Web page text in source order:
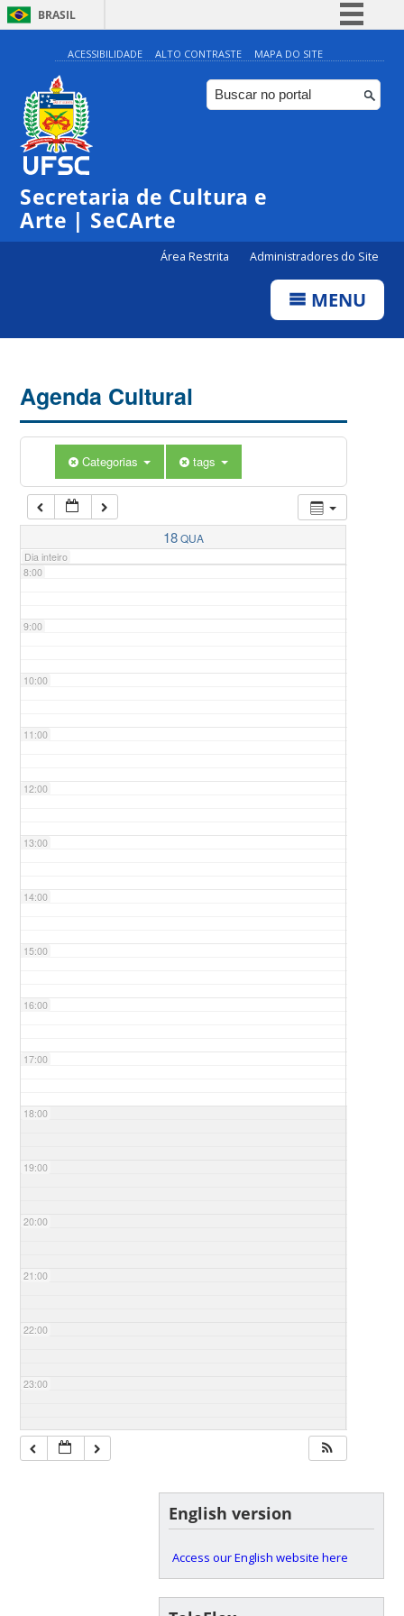
BRASIL
Simplifique!
Comunica BR
Participe
ACESSIBILIDADE ALTO CONTRASTE MAPA DO SITE
Secretaria de Cultura e
Arte | SeCArte
Área Restrita Administradores do Site
MENU
Agenda Cultural
Categorias tags
18QUA
Dia inteiro
0:00
1:00
5:00
7:00
8:00
9:00
10:00
11:00
12:00
13:00
14:00
15:00
16:00
17:00
18:00
19:00
20:00
21:00
22:00
23:00
English version
Access our English website here